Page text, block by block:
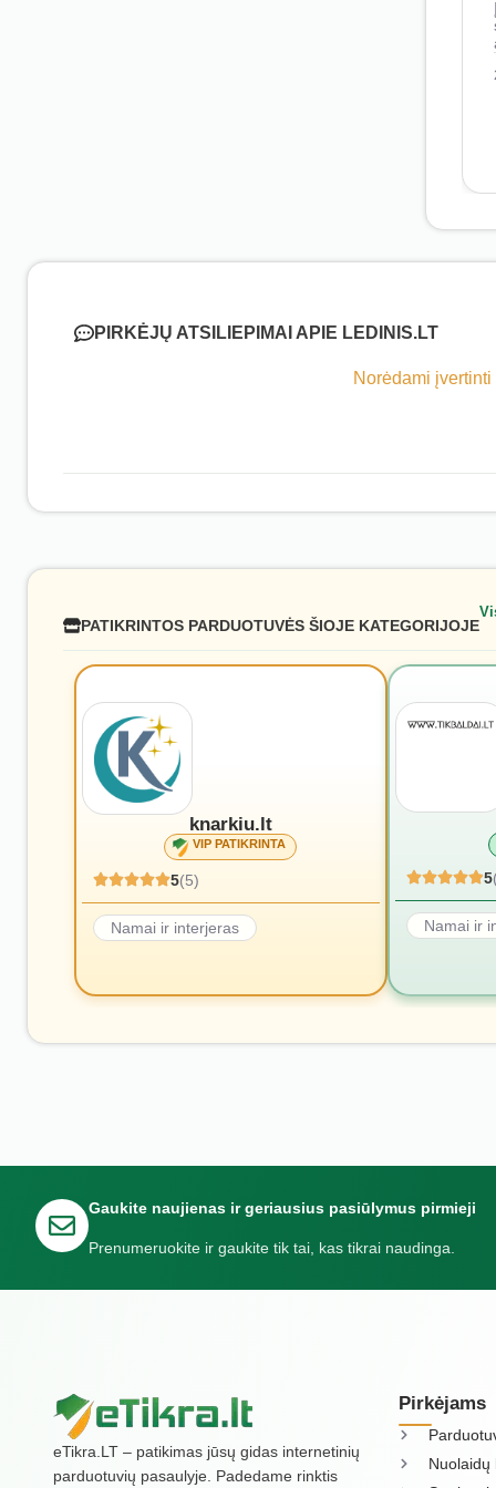
PIRKĖJŲ ATSILIEPIMAI APIE LEDINIS.LT
Norėdami
PATIKRINTOS PARDUOTUVĖS ŠIOJE KATEGORIJOJE
knarkiu.lt
VIP PATIKRINTA
5(5)
Namai ir interjeras
5
Namai ir
Gaukite naujienas ir geriausius pasiūlymus pirmieji
Prenumeruokite ir gaukite tik tai, kas tikrai naudinga.
eTikra.LT – patikimas jūsų gidas internetinių
parduotuvių pasaulyje. Padedame rinktis
Pirkėjams
Nuolaidų